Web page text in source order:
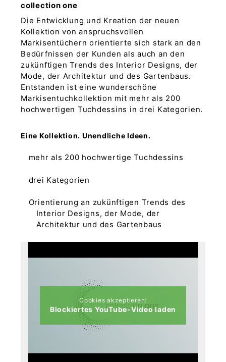
collection one
Die Entwicklung und Kreation der neuen
Kollektion von anspruchsvollen
Markisentüchern orientierte sich stark an den
Bedürfnissen der Kunden als auch an den
zukünftigen Trends des Interior Designs, der
Mode, der Architektur und des Gartenbaus.
Entstanden ist eine wunderschöne
Markisentuchkollektion mit mehr als 200
hochwertigen Tuchdessins in drei Kategorien.
Eine Kollektion. Unendliche Ideen.
mehr als 200 hochwertige Tuchdessins
drei Kategorien
Orientierung an zukünftigen Trends des
Interior Designs, der Mode, der
Architektur und des Gartenbaus
Cookies akzeptieren:
Blockiertes YouTube-Video laden